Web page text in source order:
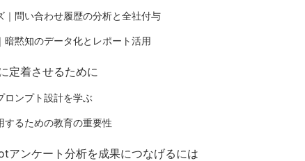
｜問い合わせ履歴の分析と全社付与
暗黙知のデータ化とレポート活用
定着させるために
ロンプト設計を学ぶ
するための教育の重要性
アンケート分析を成果につなげるには